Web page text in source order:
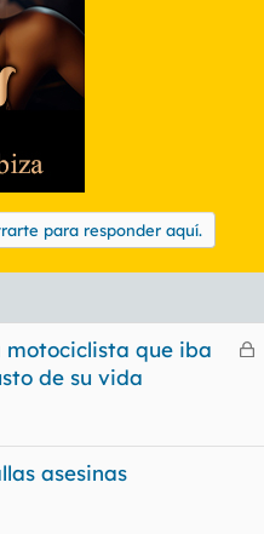
para responder aquí.
C
a
que iba
de su vida
asesinas